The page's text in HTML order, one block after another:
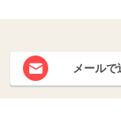
メールで